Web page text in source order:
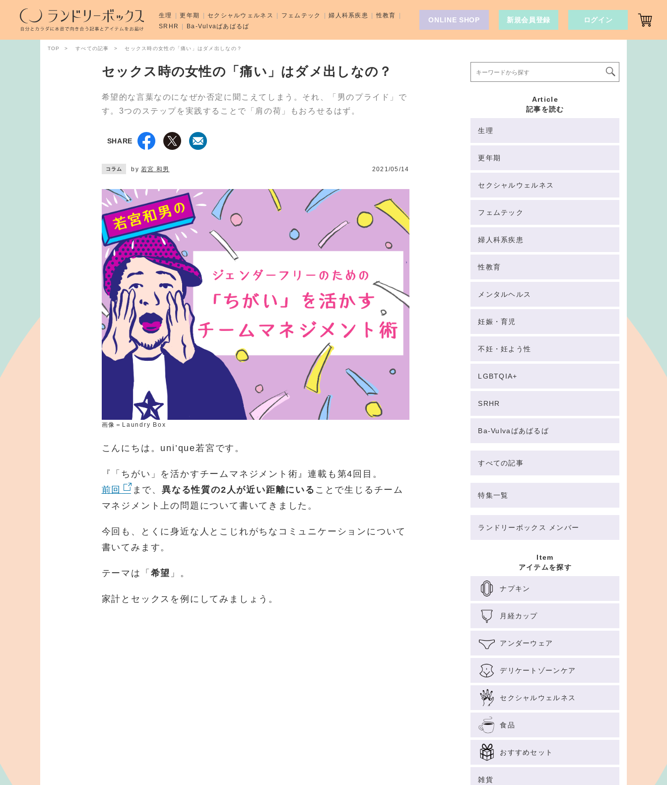
TOP すべての記事 セックス時の女性の「痛い」はダメ出しなの？
セックス時の女性の「痛い」はダメ出しなの？
希望的な言葉なのになぜか否定に聞こえてしまう。それ、「男のプライド」で
す。3つのステップを実践することで「肩の荷」もおろせるはず。
SHARE
コラム by若宮 和男 2021/05/14
画像＝Laundry Box
こんにちは。uni’que若宮です。
『「ちがい」を活かすチームマネジメント術』連載も第4回目。
前回
まで、異なる性質の2人が近い距離にいる ことで生じるチーム
マネジメント上の問題について書いてきました。
今回も、とくに身近な人とこじれがちなコミュニケーションについて
書いてみます。
テーマは「 希望 」。
家計とセックスを例にしてみましょう。
Article
記事を読む
生理
更年期
セクシャルウェルネス
フェムテック
婦人科系疾患
性教育
メンタルヘルス
妊娠・育児
不妊・妊よう性
LGBTQIA+
SRHR
Ba-Vulvaばあばるば
すべての記事
特集一覧
ランドリーボックス メンバー
Item
アイテムを探す
ナプキン
月経カップ
アンダーウェア
デリケートゾーンケア
セクシャルウェルネス
食品
おすすめセット
雑貨
生理 更年期 セクシャルウェルネス フェムテック 婦人科系疾患
性教育
SRHR
Ba-Vulvaばあばるば
ONLINE SHOP 新規会員登録 ログイン